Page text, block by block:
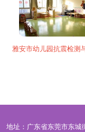
地址：广东省东莞市东城